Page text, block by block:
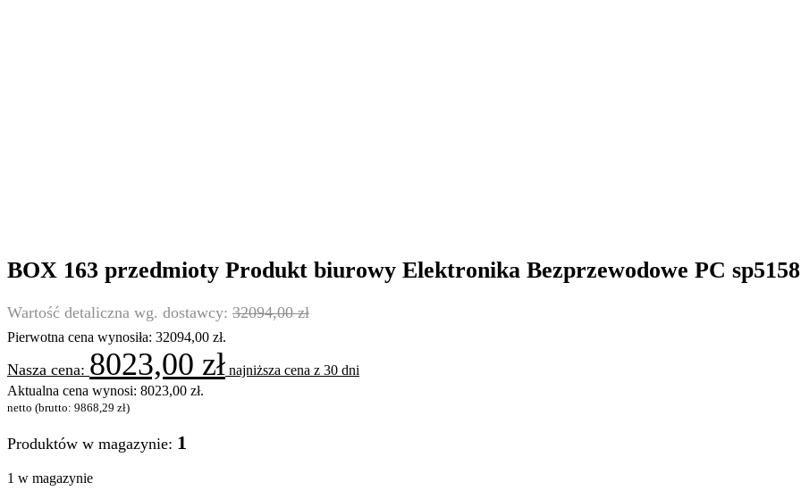
BOX 163 przedmioty Produkt biurowy Elektronika Bezprzewodowe PC
32094,00zł
Pierwotna cena wynosiła: 32094,00 zł.
8023,00 zł najniższa cena z 30 dni
Aktualna cena wynosi: 8023,00 zł.
netto (brutto: 9868,29 zł)
Produktów w magazynie: 1
1 w magazynie